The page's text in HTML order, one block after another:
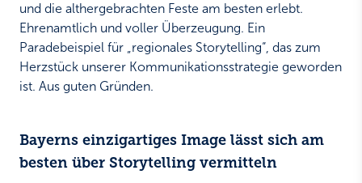
und die althergebrachten Feste am besten erlebt.
Ehrenamtlich und voller Überzeugung. Ein
Paradebeispiel für „regionales Storytelling“, das zum
Herzstück unserer Kommunikationsstrategie geworden
ist. Aus guten Gründen.
Bayerns einzigartiges Image lässt sich am
besten über Storytelling vermitteln